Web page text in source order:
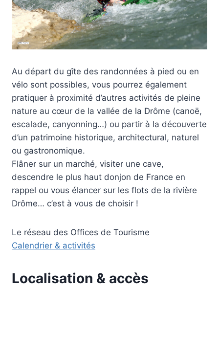
Au départ du gîte des randonnées à pied ou en
vélo sont possibles, vous pourrez également
pratiquer à proximité d’autres activités de pleine
nature au cœur de la vallée de la Drôme (canoë,
escalade, canyonning…) ou partir à la découverte
d’un patrimoine historique, architectural, naturel
ou gastronomique.
Flâner sur un marché, visiter une cave,
descendre le plus haut donjon de France en
rappel ou vous élancer sur les flots de la rivière
Drôme… c’est à vous de choisir !
Le réseau des Offices de Tourisme
Calendrier & activités
Localisation & accès